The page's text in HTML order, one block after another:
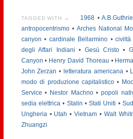
TAGGED WITH → 1968 • A.B.Guthrie
antropocentrismo• Arches National
canyon • cardinale Bellarmino •civiltà
degli Affari Indiani • Gesù Cristo •
Canyon • Henry David Thoreau •
John Zerzan • letteratura americana•
modo di produzione capitalistico•
Service • Nestor Machno•popoli
sedia elettrica• Stalin •Stati Uniti •
Ungheria• Utah •Vietnam •Walt
Zhuangzi